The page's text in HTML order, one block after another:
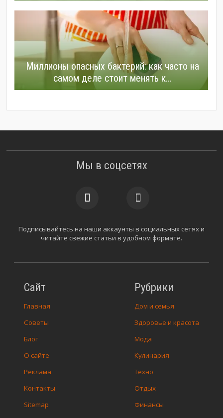
Миллионы опасных бактерий: как часто на
самом деле стоит менять к...
Сайт
Главная
Советы
Блог
О сайте
Реклама
Контакты
Sitemap
Рубрики
Дом и семья
Здоровье и красота
Мода
Кулинария
Техно
Отдых
Финансы
Мы в соцсетях
Подписывайтесь на наши аккаунты в социальных сетях и
читайте свежие статьи в удобном формате.